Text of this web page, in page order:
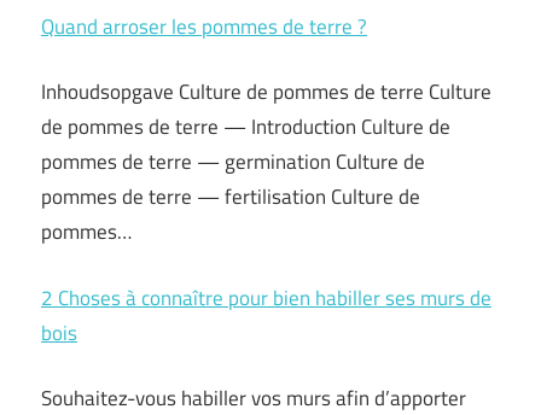
Quand arroser les pommes de terre ?
Inhoudsopgave Culture de pommes de terre Culture
de pommes de terre — Introduction Culture de
pommes de terre — germination Culture de
pommes de terre — fertilisation Culture de
pommes…
2 Choses à connaître pour bien habiller ses murs de
bois
Souhaitez-vous habiller vos murs afin d’apporter